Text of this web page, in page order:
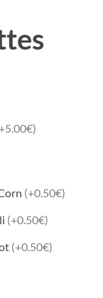
(+0.50€)
(+0.50€)
(+0.50€)